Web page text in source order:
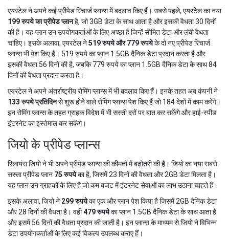
एयरटेल ने अपने कई प्रीपेड रिचार्ज प्लान्स में बदलाव किए हैं। सबसे पहले, एयरटेल का नया
199 रुपये का प्रीपेड प्लानहै, जो 3GB डेटा के साथ आता है और इसकी वैधता 30 दिनों
की है। यह प्लान उन उपयोगकर्ताओं के लिए अच्छा है जिन्हें सीमित डेटा और लंबी वैधता
चाहिए। इसके अलावा, एयरटेल ने519 रुपये और 779 रुपयेके दो नए प्रीपेड रिचार्ज
प्लान्स भी पेश किए हैं। 519 रुपये का प्लान 1.5GB दैनिक डेटा प्रदान करता है और
इसकी वैधता 56 दिनों की है, जबकि 779 रुपये का प्लान 1.5GB दैनिक डेटा के साथ 84
दिनों की वैधता प्रदान करता है।
एयरटेल ने अपने अंतर्राष्ट्रीय रोमिंग प्लान्स में भी बदलाव किए हैं। इनके तहत अब कंपनी ने
133 रुपये प्रतिदिनसे शुरू होने वाले रोमिंग प्लान्स पेश किए हैं जो 184 देशों में काम करेंगे।
इन रोमिंग प्लान्स के तहत ग्राहक विदेश में भी सस्ती दरों पर बात कर सकेंगे और हाई-स्पीड
इंटरनेट का इस्तेमाल कर सकेंगे।
जियो के प्रीपेड प्लान्स
रिलायंस जियो ने भी अपने प्रीपेड प्लान्स की कीमतों में बढ़ोतरी की है। जियो का नया सबसे
सस्ता प्रीपेड प्लान 75 रुपयेका है, जिसमें 23 दिनों की वैधता और 2GB डेटा मिलता है।
यह प्लान उन ग्राहकों के लिए है जो कम बजट में इंटरनेट सेवाओं का लाभ उठाना चाहते हैं।
इसके अलावा, जियो ने 299 रुपयेका एक और प्लान पेश किया है जिसमें 2GB दैनिक डेटा
और 28 दिनों की वैधता है। वहीं479 रुपयेका प्लान 1.5GB दैनिक डेटा के साथ आता है
और इसमें 56 दिनों की वैधता प्रदान की जाती है। इन प्लान्स के माध्यम से जियो ने विभिन्न
डेटा उपयोगकर्ताओं के लिए कई विकल्प उपलब्ध कराए हैं।